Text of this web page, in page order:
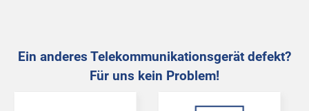
Ein anderes Telekommunikationsgerät defekt?
Für uns kein Problem!